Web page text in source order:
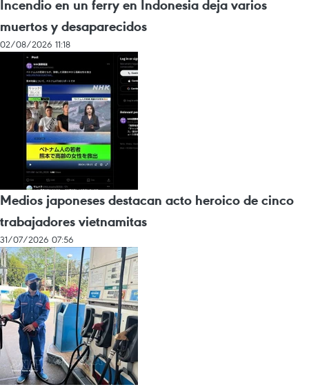
Incendio en un ferry en Indonesia deja varios
muertos y desaparecidos
02/08/2026 11:18
Medios japoneses destacan acto heroico de cinco
trabajadores vietnamitas
31/07/2026 07:56